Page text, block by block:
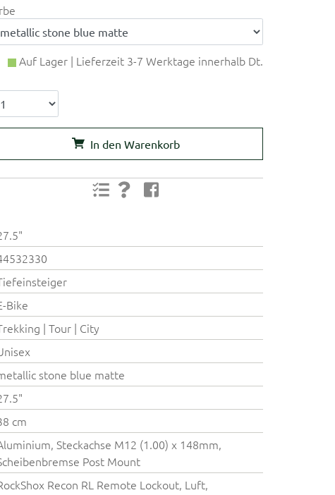
Auf Lager | Lieferzeit 3-7 Werktage innerhalb Dt.
In den Warenkorb
Bike
| Tour | City
stone blue matte
cm
Steckachse M12 (1.00) x 148mm,
Post Mount
Recon RL Remote Lockout, Luft,